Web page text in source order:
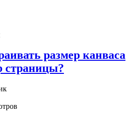
размер канваса
страницы?